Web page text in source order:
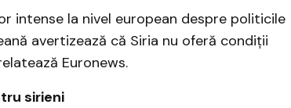
intense la nivel european despre politicile
avertizează că Siria nu oferă condiții
Euronews.
sirieni